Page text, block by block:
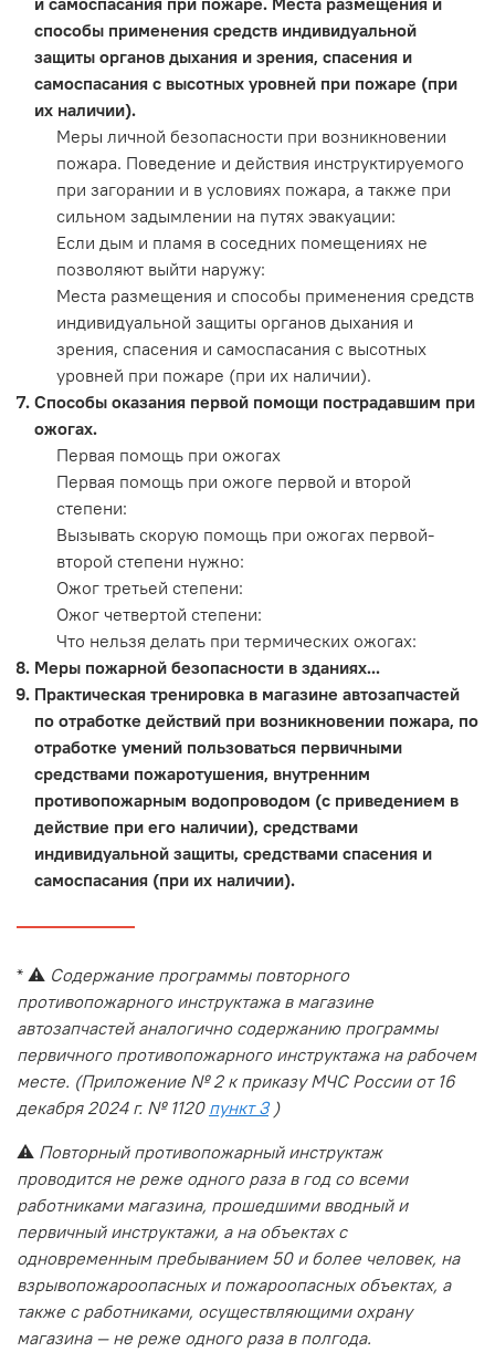
способы применения средств индивидуальной
защиты органов дыхания и зрения, спасения и
самоспасания с высотных уровней при пожаре (при
их наличии).
Меры личной безопасности при возникновении
пожара. Поведение и действия инструктируемого
при загорании и в условиях пожара, а также при
сильном задымлении на путях эвакуации:
Если дым и пламя в соседних помещениях не
позволяют выйти наружу:
Места размещения и способы применения средств
индивидуальной защиты органов дыхания и
зрения, спасения и самоспасания с высотных
уровней при пожаре (при их наличии).
Способы оказания первой помощи пострадавшим при
ожогах.
Первая помощь при ожогах
Первая помощь при ожоге первой и второй
степени:
Вызывать скорую помощь при ожогах первой-
второй степени нужно:
Ожог третьей степени:
Ожог четвертой степени:
Что нельзя делать при термических ожогах:
Меры пожарной безопасности в зданиях...
Практическая тренировка в магазине автозапчастей
по отработке действий при возникновении пожара, по
отработке умений пользоваться первичными
средствами пожаротушения, внутренним
противопожарным водопроводом (с приведением в
действие при его наличии), средствами
индивидуальной защиты, средствами спасения и
самоспасания (при их наличии).
* ⚠️ Содержание программы повторного
противопожарного инструктажа в магазине
автозапчастей аналогично содержанию программы
первичного противопожарного инструктажа на рабочем
месте. (Приложение № 2 к приказу МЧС России от 16
декабря 2024 г. № 1120 пункт 3)
⚠️ Повторный противопожарный инструктаж
проводится не реже одного раза в год со всеми
работниками магазина, прошедшими вводный и
первичный инструктажи, а на объектах с
одновременным пребыванием 50 и более человек, на
взрывопожароопасных и пожароопасных объектах, а
также с работниками, осуществляющими охрану
магазина — не реже одного раза в полгода.